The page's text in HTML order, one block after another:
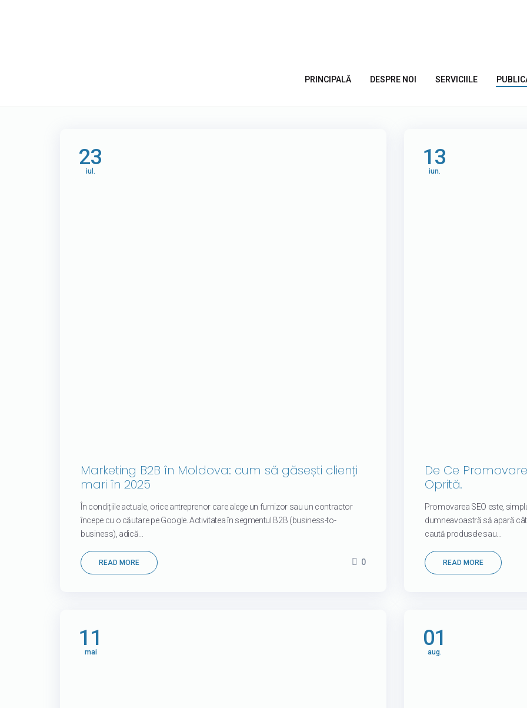
PRINCIPALĂ DESPRE NOI SERVICIILE
Afaceri în Moldova
23
iul.
Marketing B2B în Moldova: cum să găsești clienți
mari în 2025
În condițiile actuale, orice antreprenor care alege un furnizor sau un contractor
începe cu o căutare pe Google. Activitatea în segmentul B2B (business-to-
business), adică...
READ MORE 0
13
iun.
De Ce
Oprită.
Promovarea SEO este,
dumneavoastră să apară
caută produsele sau...
READ MORE
11
mai
01
aug.